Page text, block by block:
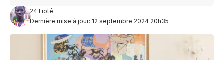
Dernière mise à jour: 12 septembre 2024 20h35
24Tioté